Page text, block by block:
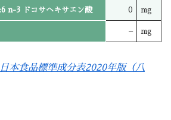
n-3 ドコサヘキサエン酸 0 mg
– mg
本食品標準成分表2020年版（八